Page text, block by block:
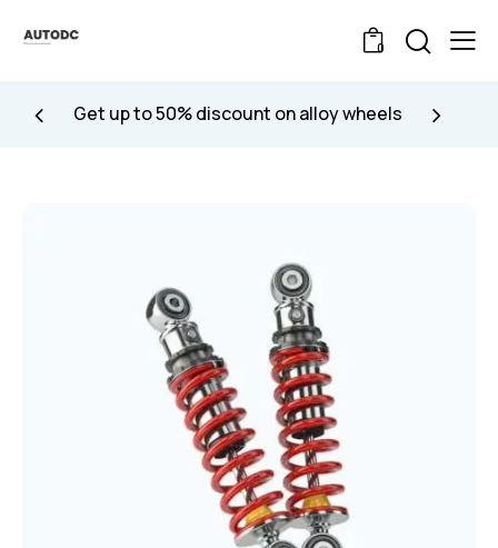
0
Get up to 50% discount on alloy wheels